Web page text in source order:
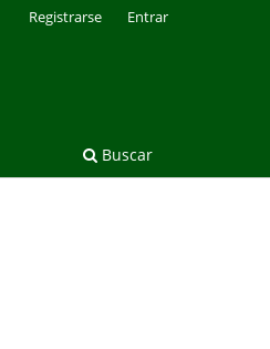
Buscar
Registrarse Entrar